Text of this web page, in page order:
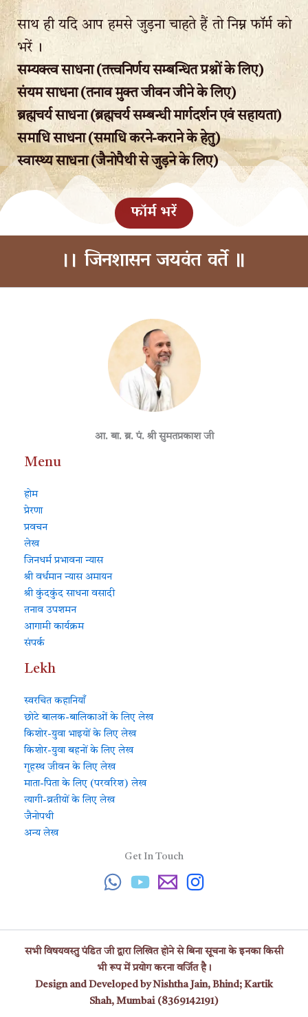
साथ ही यदि आप हमसे जुड़ना चाहते हैं तो निम्न फॉर्म को
भरें ।
सम्यक्त्व साधना (तत्त्वनिर्णय सम्बन्धित प्रश्नों के लिए)
संयम साधना (तनाव मुक्त जीवन जीने के लिए)
ब्रह्मचर्य साधना (ब्रह्मचर्य सम्बन्धी मार्गदर्शन एवं सहायता)
समाधि साधना (समाधि करने-कराने के हेतु)
स्वास्थ्य साधना (जैनोपैथी से जुड़ने के लिए)
फॉर्म भरें
।। जिनशासन जयवंत वर्ते ॥
आ. बा. ब्र. पं. श्री सुमतप्रकाश जी
Menu
होम
प्रेरणा
प्रवचन
लेख
जिनधर्म प्रभावना न्यास
श्री वर्धमान न्यास अमायन
श्री कुंदकुंद साधना वसादी
तनाव उपशमन
आगामी कार्यक्रम
संपर्क
Lekh
स्वरचित कहानियाँ
छोटे बालक-बालिकाओं के लिए लेख
किशोर-युवा भाइयों के लिए लेख
किशोर-युवा बहनों के लिए लेख
गृहस्थ जीवन के लिए लेख
माता-पिता के लिए (परवरिश) लेख
त्यागी-व्रतीयों के लिए लेख
जैनोपथी
अन्य लेख
Get In Touch
सभी विषयवस्तु पंडित जी द्वारा लिखित होने से बिना सूचना के इनका किसी
भी रूप में प्रयोग करना वर्जित है।
Design and Developed by Nishtha Jain, Bhind; Kartik
Shah, Mumbai (8369142191)